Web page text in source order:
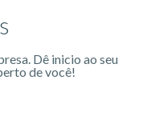
Dê inicio ao seu
de você!